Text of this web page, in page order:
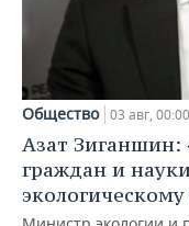
Общество 03 авг, 00:00
Азат Зиганшин:
граждан и
экологическому